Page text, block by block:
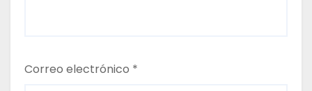
Correo electrónico *